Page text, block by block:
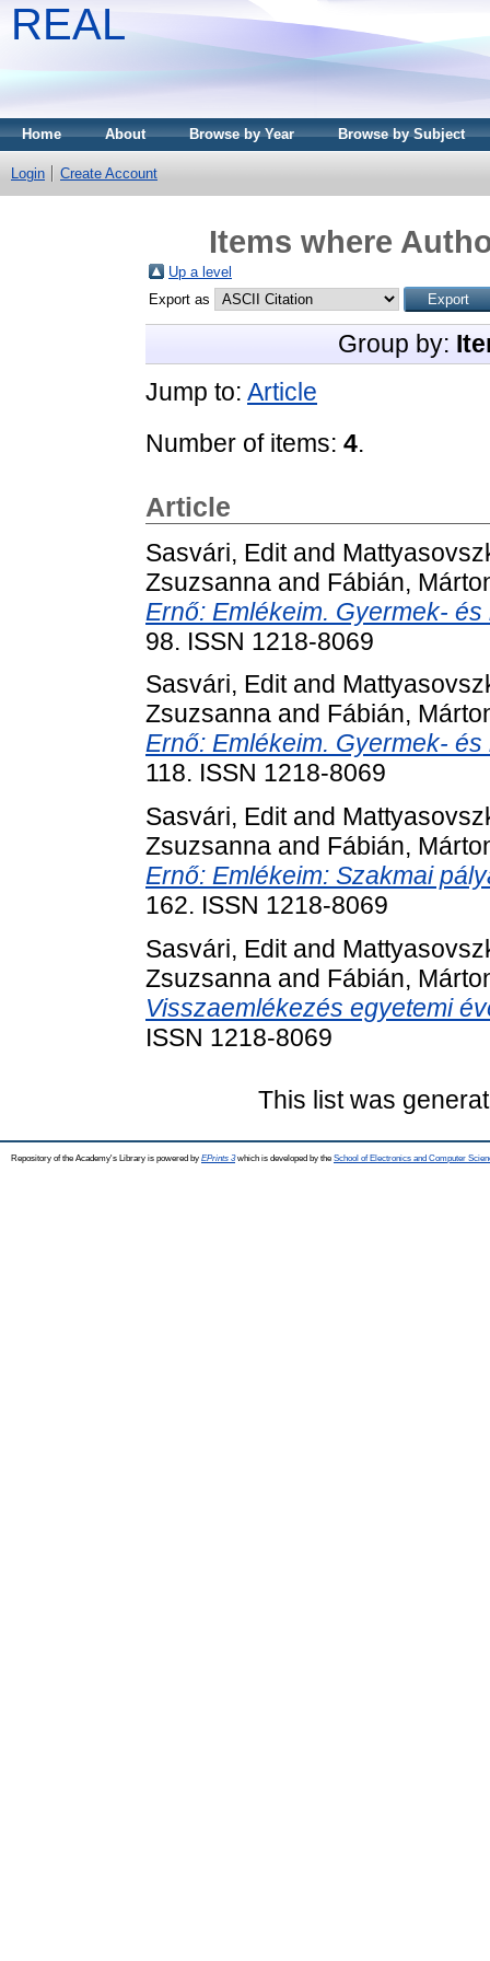
REAL
Home About Browse by Year Browse by Subject
Login Create Account
Items where
Up a level
Export as
Group by:
Jump to: Article
Number of items: 4.
Article
Sasvári, Editand
Zsuzsanna and Fábián,
Ernő: Emlékeim. Gyermek- és
98. ISSN 1218-8069
Sasvári, Editand
Zsuzsanna and Fábián,
Ernő: Emlékeim. Gyermek- és
118. ISSN 1218-8069
Sasvári, Editand
Zsuzsanna and Fábián,
Ernő: Emlékeim: Szakmai
162. ISSN 1218-8069
Sasvári, Editand
Zsuzsanna and Fábián,
Visszaemlékezés egyetemi
ISSN 1218-8069
This list was
Repository of the Academy's Library is powered by EPrints 3which is developed by the School of Electronics and Computer